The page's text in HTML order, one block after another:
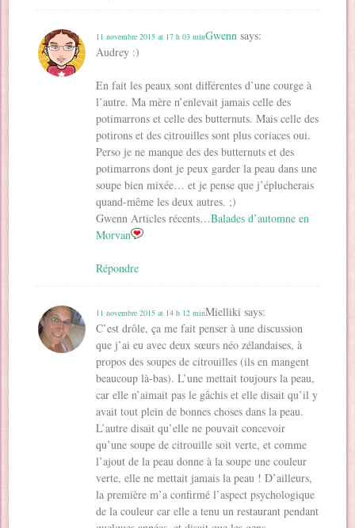
Gwenn says:
11 novembre 2015 at 17 h 03 min
Audrey :)
En fait les peaux sont différentes d’une courge à
l’autre. Ma mère n’enlevait jamais celle des
potimarrons et celle des butternuts. Mais celle des
potirons et des citrouilles sont plus coriaces oui.
Perso je ne manque des des butternuts et des
potimarrons dont je peux garder la peau dans une
soupe bien mixée… et je pense que j’éplucherais
quand-même les deux autres. ;)
Gwenn Articles récents…Balades d’automne en
Morvan
Répondre
Mielliki says:
11 novembre 2015 at 14 h 12 min
C’est drôle, ça me fait penser à une discussion
que j’ai eu avec deux sœurs néo zélandaises, à
propos des soupes de citrouilles (ils en mangent
beaucoup là-bas). L’une mettait toujours la peau,
car elle n’aimait pas le gâchis et elle disait qu’il y
avait tout plein de bonnes choses dans la peau.
L’autre disait qu’elle ne pouvait concevoir
qu’une soupe de citrouille soit verte, et comme
l’ajout de la peau donne à la soupe une couleur
verte, elle ne mettait jamais la peau ! D’ailleurs,
la première m’a confirmé l’aspect psychologique
de la couleur car elle a tenu un restaurant pendant